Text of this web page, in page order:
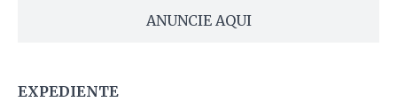
ANUNCIE AQUI
EXPEDIENTE